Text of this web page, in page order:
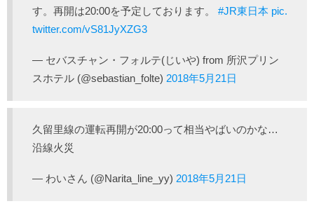
す。再開は20:00を予定しております。 #JR東日本 pic.
twitter.com/vS81JyXZG3
— セバスチャン・フォルテ(じいや) from 所沢プリン
スホテル (@sebastian_folte) 2018年5月21日
久留里線の運転再開が20:00って相当やばいのかな…
沿線火災
— わいさん (@Narita_line_yy) 2018年5月21日